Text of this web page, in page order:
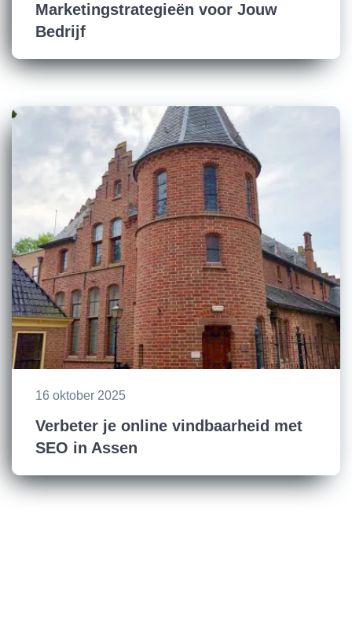
Marketingstrategieën voor Jouw
Bedrijf
16 oktober 2025
Verbeter je online vindbaarheid met
SEO in Assen